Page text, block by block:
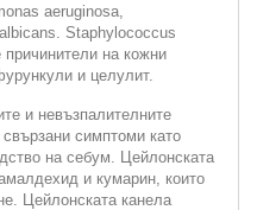
aeruginosa,
Staphylococcus
причинители на кожни
и целулит.
и невъзпалителните
симптоми като
на себум. Цейлонската
и кумарин, които
Цейлонската канела